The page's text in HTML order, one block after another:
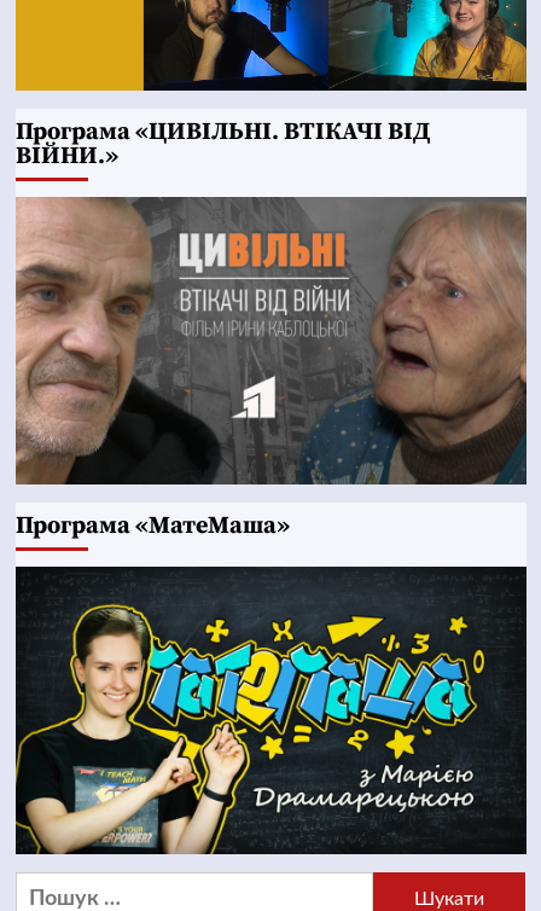
Програма «ЦИВІЛЬНІ. ВТІКАЧІ ВІД
ВІЙНИ.»
Програма «МатеМаша»
Пошук: